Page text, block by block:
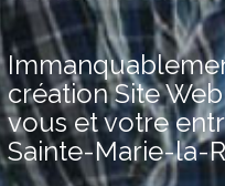
création Site
vous et votre
Sainte-Marie-la-